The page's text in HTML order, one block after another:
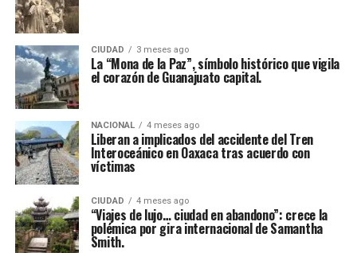
CIUDAD 3 meses ago
La “Mona de la Paz”, símbolo histórico que vigila
el corazón de Guanajuato capital.
NACIONAL 4 meses ago
Liberan a implicados del accidente del Tren
Interoceánico en Oaxaca tras acuerdo con
víctimas
CIUDAD 4 meses ago
“Viajes de lujo… ciudad en abandono”: crece la
polémica por gira internacional de Samantha
Smith.